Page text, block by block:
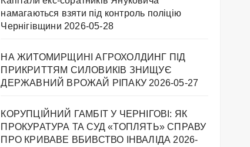
намагаються взяти під контроль поліцію
Чернігівщини 2026-05-28
НА ЖИТОМИРЩИНІ АГРОХОЛДИНГ ПІД
ПРИКРИТТЯМ СИЛОВИКІВ ЗНИЩУЄ
ДЕРЖАВНИЙ ВРОЖАЙ РІПАКУ ​ 2026-05-27
КОРУПЦІЙНИЙ ГАМБІТ У ЧЕРНІГОВІ: ЯК
ПРОКУРАТУРА ТА СУД «ТОПЛЯТЬ» СПРАВУ
ПРО КРИВАВЕ ВБИВСТВО ІНВАЛІДА 2026-